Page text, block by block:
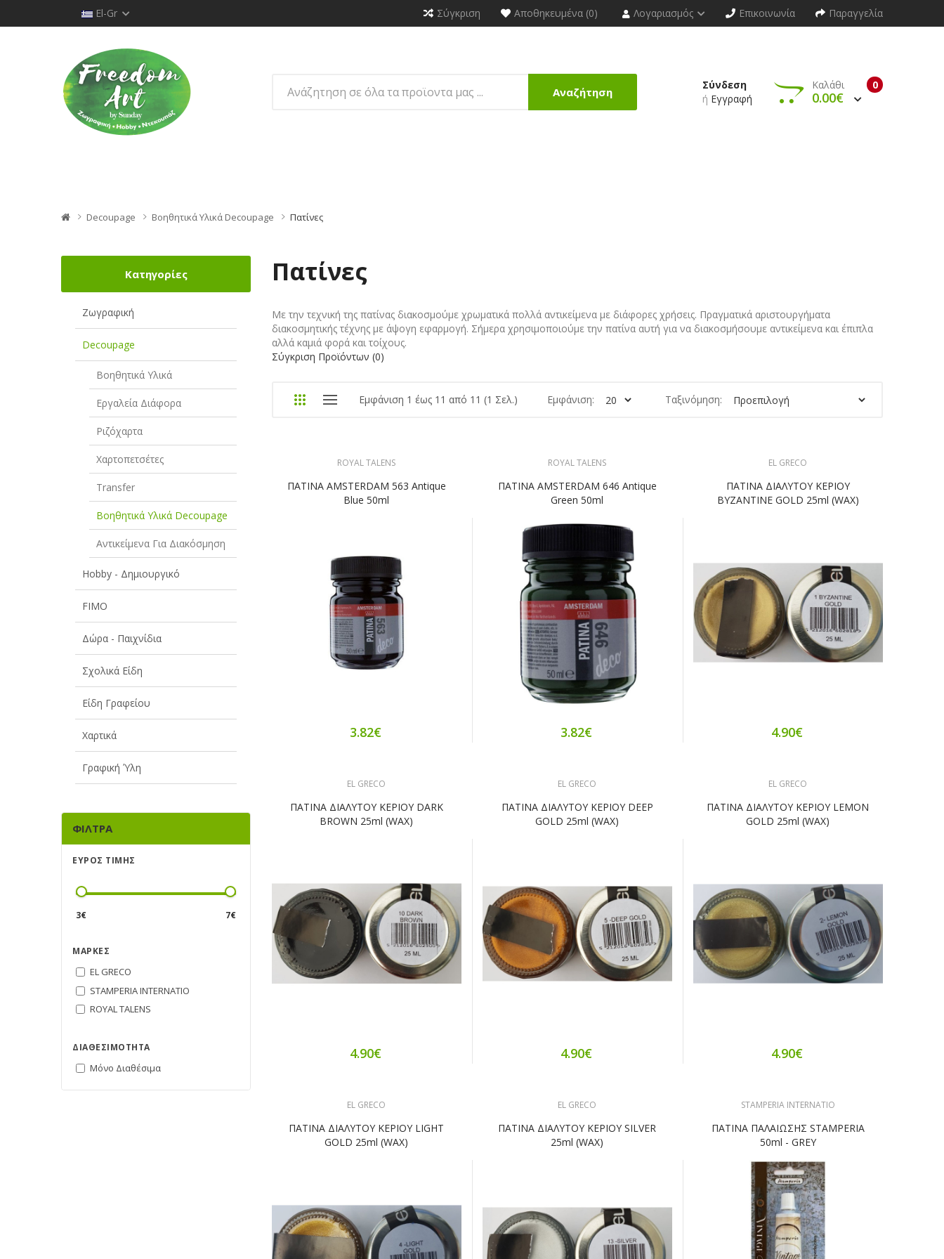
El-Gr Σύγκριση Αποθηκευμένα (0) Λογαριασμός Επικοινωνία Παραγγελία
Σύνδεση
ή Εγγραφή
0
Καλάθι
0.00€
Αναζήτηση
Decoupage Βοηθητικά Υλικά Decoupage Πατίνες
Κατηγορίες
Ζωγραφική
Decoupage
Βοηθητικά Υλικά
Εργαλεία Διάφορα
Ριζόχαρτα
Χαρτοπετσέτες
Transfer
Βοηθητικά Υλικά Decoupage
Αντικείμενα Για Διακόσμηση
Hobby - Δημιουργικό
FIMO
Δώρα - Παιχνίδια
Σχολικά Είδη
Είδη Γραφείου
Χαρτικά
Γραφική Ύλη
ΦΊΛΤΡΑ
ΕΎΡΟΣ ΤΙΜΉΣ
3€ 7€
ΜΆΡΚΕΣ
EL GRECO
STAMPERIA INTERNATIO
ROYAL TALENS
ΔΙΑΘΕΣΙΜΌΤΗΤΑ
Μόνο Διαθέσιμα
Πατίνες
Με την τεχνική της πατίνας διακοσμούμε χρωματικά πολλά αντικείμενα με διάφορες χρήσεις. Πραγματικά αριστουργήματα
διακοσμητικής τέχνης με άψογη εφαρμογή. Σήμερα χρησιμοποιούμε την πατίνα αυτή για να διακοσμήσουμε αντικείμενα και έπιπλα
αλλά καμιά φορά και τοίχους.
Σύγκριση Προϊόντων (0)
Εμφάνιση 1 έως 11 από 11 (1 Σελ.) Ταξινόμηση:
Εμφάνιση:
ROYAL TALENS
ΠΑΤΙΝΑ AMSTERDAM 563 Antique
Blue 50ml
3.82€
ROYAL TALENS
ΠΑΤΙΝΑ AMSTERDAM 646 Antique
Green 50ml
3.82€
EL GRECO
ΠΑΤΙΝΑ ΔΙΑΛΥΤΟΥ ΚΕΡΙΟΥ
BYZANTINE GOLD 25ml (WAX)
4.90€
EL GRECO
ΠΑΤΙΝΑ ΔΙΑΛΥΤΟΥ ΚΕΡΙΟΥ DARK
BROWN 25ml (WAX)
4.90€
EL GRECO
ΠΑΤΙΝΑ ΔΙΑΛΥΤΟΥ ΚΕΡΙΟΥ DEEP
GOLD 25ml (WAX)
4.90€
EL GRECO
ΠΑΤΙΝΑ ΔΙΑΛΥΤΟΥ ΚΕΡΙΟΥ LEMON
GOLD 25ml (WAX)
4.90€
EL GRECO
ΠΑΤΙΝΑ ΔΙΑΛΥΤΟΥ ΚΕΡΙΟΥ LIGHT
GOLD 25ml (WAX)
EL GRECO
ΠΑΤΙΝΑ ΔΙΑΛΥΤΟΥ ΚΕΡΙΟΥ SILVER
25ml (WAX)
STAMPERIA INTERNATIO
ΠΑΤΙΝΑ ΠΑΛΑΙΩΣΗΣ STAMPERIA
50ml - GREY